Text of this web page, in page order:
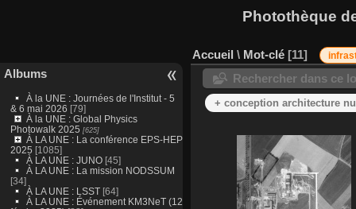
Photothèque
Albums
À la UNE : Journées de l'Institut - 5
& 6 mai 2026 [79]
À la UNE : Global Physics
Photowalk 2025 [625]
À LA UNE : La conférence EPS-HEP
2025 [1085]
À LA UNE : JUNO [45]
À LA UNE : La mission NODSSUM
[34]
À LA UNE : LSST[64]
À LA UNE : Événement KM3NeT (12
Accueil \ Mot-clé 11
Rechercher dans ce
+ conception architecture